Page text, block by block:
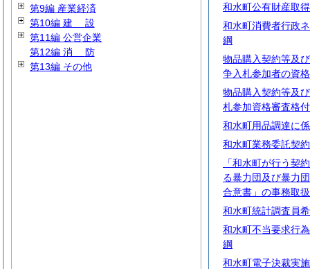
和水町公有財産取
和水町消費者行政
綱
物品購入契約等及
争入札参加者の資
物品購入契約等及
札参加資格審査格
和水町用品調達に
和水町業務委託契
「和水町が行う契
る暴力団及び暴力
合意書」の事務取
和水町統計調査員
和水町不当要求行
綱
和水町電子決裁実
第9編 産業経済
第10編 建 設
第11編 公営企業
第12編 消 防
第13編 その他